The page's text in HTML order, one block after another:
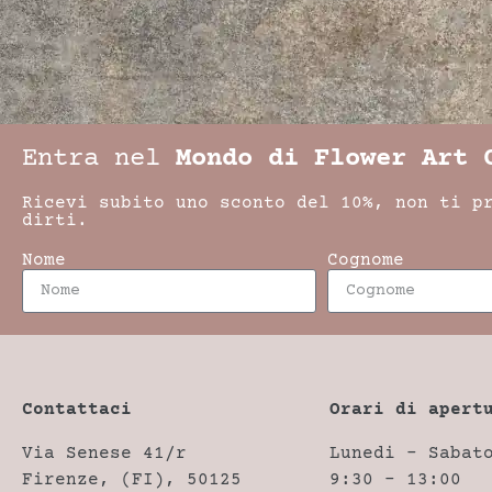
Entra nel Mondo di Flower Art
Ricevi subito uno sconto del 10%, non ti
dirti.
Nome
Cognome
Contattaci
Via Senese 41/r
Firenze, (FI), 50125
Orari di
Lunedi –
9:30 – 13:00